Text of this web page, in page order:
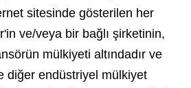
sitesinde gösterilen her
ve/veya bir bağlı şirketinin,
mülkiyeti altındadır ve
diğer endüstriyel mülkiyet